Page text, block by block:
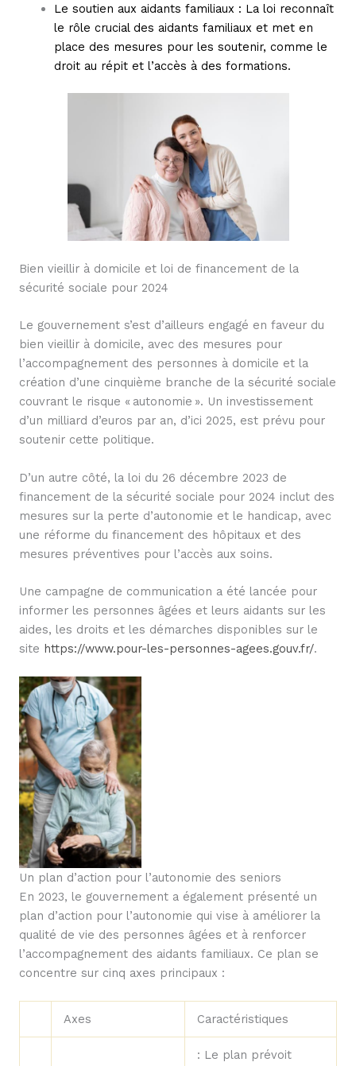
Le soutien aux aidants familiaux : La loi reconnaît
le rôle crucial des aidants familiaux et met en
place des mesures pour les soutenir, comme le
droit au répit et l’accès à des formations.
Bien vieillir à domicile et loi de financement de la
sécurité sociale pour 2024
Le gouvernement s’est d’ailleurs engagé en faveur du
bien vieillir à domicile, avec des mesures pour
l’accompagnement des personnes à domicile et la
création d’une cinquième branche de la sécurité sociale
couvrant le risque « autonomie ». Un investissement
d’un milliard d’euros par an, d’ici 2025, est prévu pour
soutenir cette politique.
D’un autre côté, la loi du 26 décembre 2023 de
financement de la sécurité sociale pour 2024 inclut des
mesures sur la perte d’autonomie et le handicap, avec
une réforme du financement des hôpitaux et des
mesures préventives pour l’accès aux soins.
Une campagne de communication a été lancée pour
informer les personnes âgées et leurs aidants sur les
aides, les droits et les démarches disponibles sur le
site https://www.pour-les-personnes-agees.gouv.fr/.
Un plan d’action pour l’autonomie des seniors
En 2023, le gouvernement a également présenté un
plan d’action pour l’autonomie qui vise à améliorer la
qualité de vie des personnes âgées et à renforcer
l’accompagnement des aidants familiaux. Ce plan se
concentre sur cinq axes principaux :
Axes Caractéristiques
: Le plan prévoit